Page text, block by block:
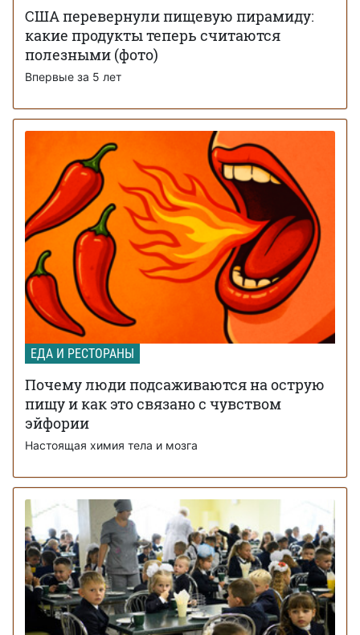
США перевернули пищевую пирамиду:
какие продукты теперь считаются
полезными (фото)
Впервые за 5 лет
ЕДА И РЕСТОРАНЫ
Почему люди подсаживаются на острую
пищу и как это связано с чувством
эйфории
Настоящая химия тела и мозга